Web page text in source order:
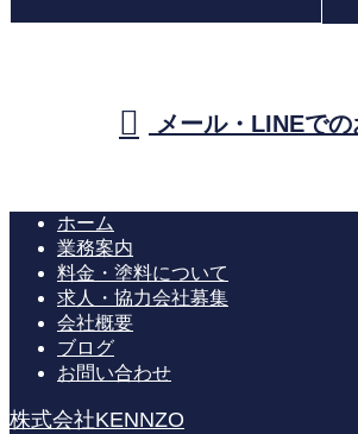
メール・LINEで
ホーム
業務案内
料金・塗料について
求人・協力会社募集
会社概要
ブログ
お問い合わせ
株式会社KENNZO